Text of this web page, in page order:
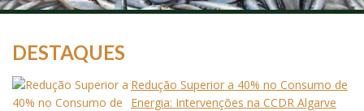
DESTAQUES
Redução Superior a 40% no Consumo de
Energia: Intervenções na CCDR Algarve